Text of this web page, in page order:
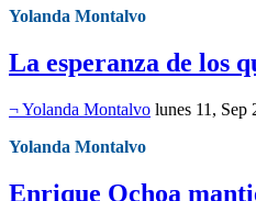
Yolanda Montalvo
La esperanza de los
¬ Yolanda Montalvo lunes 11, Sep
Yolanda Montalvo
Enrique Ochoa